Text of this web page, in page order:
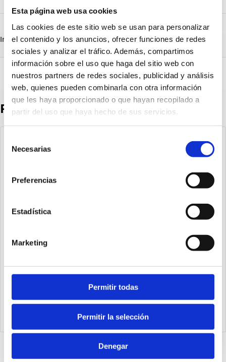
Esta página web usa cookies
Las cookies de este sitio web se usan para personalizar
el contenido y los anuncios, ofrecer funciones de redes
sociales y analizar el tráfico. Además, compartimos
información sobre el uso que haga del sitio web con
nuestros partners de redes sociales, publicidad y análisis
web, quienes pueden combinarla con otra información
que les haya proporcionado o que hayan recopilado a
partir del uso que haya hecho de sus servicios.
Necesarias
Preferencias
Estadística
Marketing
Permitir todas
Permitir la selección
Denegar
Serie_1500.pdf
Descargar
Información destacadaDetalles técnicos Vista 3D
Productos destacados
Cilindro steel line Ø63 carrera 400 versión base magnético,
juntas PUR y doble efecto